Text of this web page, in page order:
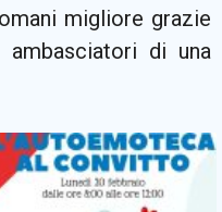
migliore grazie
di una